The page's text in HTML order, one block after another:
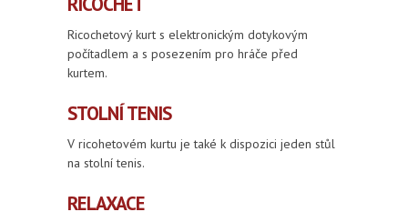
Ricochetový kurt s elektronickým dotykovým
počítadlem a s posezením pro hráče před
kurtem.
STOLNÍ TENIS
V ricohetovém kurtu je také k dispozici jeden stůl
na stolní tenis.
RELAXACE